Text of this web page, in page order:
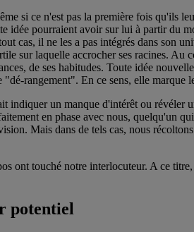
si ce n'est pas la première fois qu'ils
idée pourraient avoir sur lui à partir du
cas, il ne les a pas intégrés dans son
sur laquelle accrocher ses racines. Au
de ses habitudes. Toute idée
rangement". En ce sens, elle marque
indiquer un manque d'intérêt ou révéler
en phase avec nous, quelqu'un
Mais dans de tels cas, nous
ont touché notre interlocuteur. A ce
potentiel